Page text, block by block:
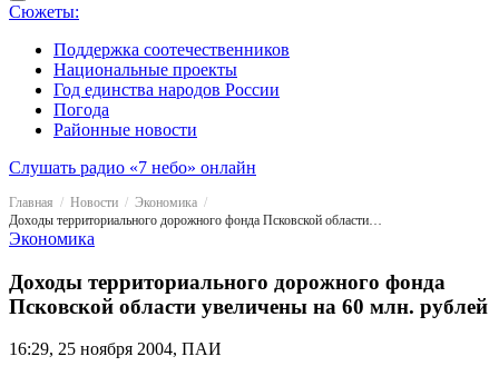
Сюжеты:
Поддержка соотечественников
Национальные проекты
Год единства народов России
Погода
Районные новости
Слушать радио «7 небо» онлайн
Главная Новости
Экономика
Доходы территориального дорожного фонда Псковской области увеличены на 60 млн. рублей
Экономика
Доходы территориального дорожного фонда
Псковской области увеличены на 60 млн. рублей
16:29, 25 ноября 2004, ПАИ